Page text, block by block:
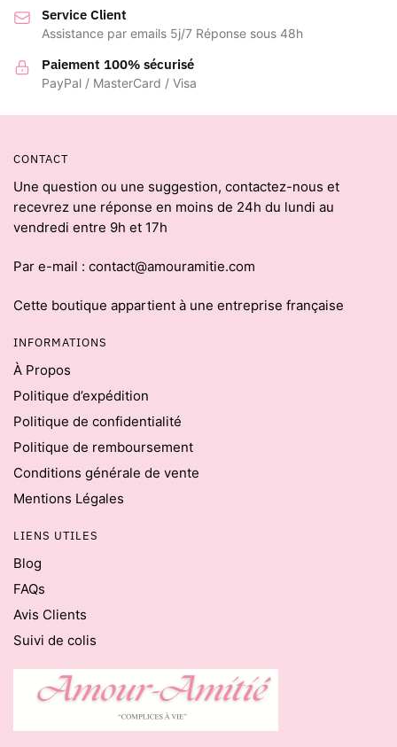
Service Client
Assistance par emails 5j/7 Réponse sous 48h
Paiement 100% sécurisé
PayPal / MasterCard / Visa
CONTACT
Une question ou une suggestion, contactez-nous et
recevrez une réponse en moins de 24h du lundi au
vendredi entre 9h et 17h
Par e-mail : contact@amouramitie.com
Cette boutique appartient à une entreprise française
INFORMATIONS
À Propos
Politique d’expédition
Politique de confidentialité
Politique de remboursement
Conditions générale de vente
Mentions Légales
LIENS UTILES
Blog
FAQs
Avis Clients
Suivi de colis